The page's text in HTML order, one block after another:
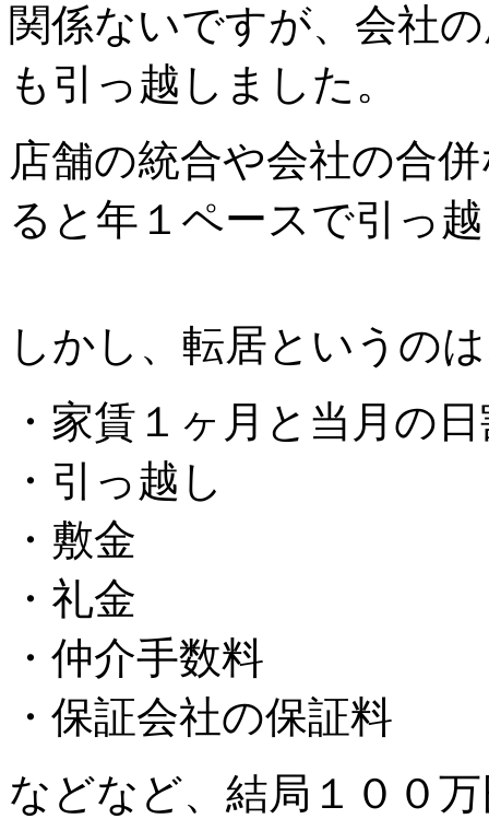
関係ないですが、会社
も引っ越しました。
店舗の統合や会社の合
ると年１ペースで引っ
しかし、転居というの
・家賃１ヶ月と当月の
・引っ越し
・敷金
・礼金
・仲介手数料
・保証会社の保証料
などなど、結局１００